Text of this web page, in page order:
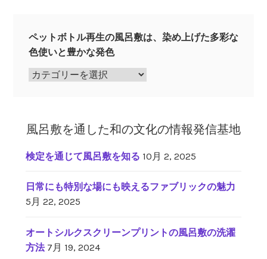
ペットボトル再生の風呂敷は、染め上げた多彩な
色使いと豊かな発色
ペ
ト
再
の
風
敷
は、
風呂敷を通した和の文化の情報発信基地
検定を通じて風呂敷を知る 10月 2, 2025
日常にも特別な場にも映えるファブリックの魅力
5月 22, 2025
オートシルクスクリーンプリントの風呂敷の洗濯
方法 7月 19, 2024